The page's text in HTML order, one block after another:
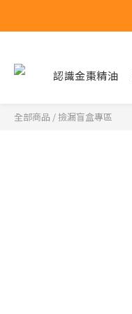
認識金棗精油
全部商品 /撿漏盲盒專區